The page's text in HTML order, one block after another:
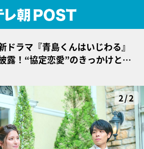
ドラマ『青島くんはいじわる』
露！“協定恋愛”のきっかけとな
2/2